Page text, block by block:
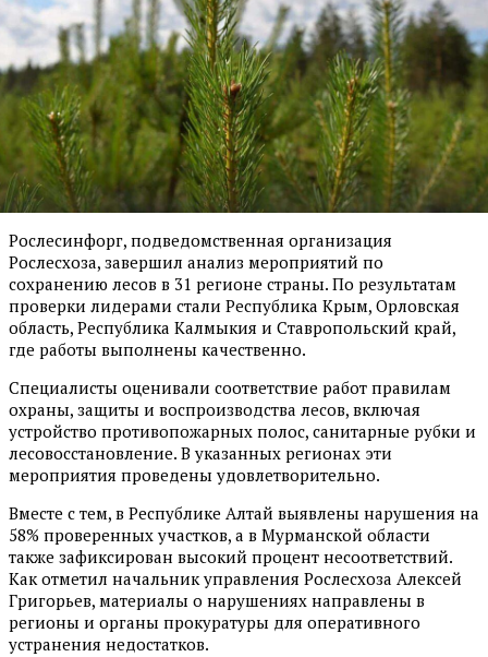
Рослесинфорг, подведомственная организация
Рослесхоза, завершил анализ мероприятий по
сохранению лесов в 31 регионе страны. По результатам
проверки лидерами стали Республика Крым, Орловская
область, Республика Калмыкия и Ставропольский край,
где работы выполнены качественно.
Специалисты оценивали соответствие работ правилам
охраны, защиты и воспроизводства лесов, включая
устройство противопожарных полос, санитарные рубки и
лесовосстановление. В указанных регионах эти
мероприятия проведены удовлетворительно.
Вместе с тем, в Республике Алтай выявлены нарушения на
58% проверенных участков, а в Мурманской области
также зафиксирован высокий процент несоответствий.
Как отметил начальник управления Рослесхоза Алексей
Григорьев, материалы о нарушениях направлены в
регионы и органы прокуратуры для оперативного
устранения недостатков.